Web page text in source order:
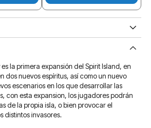
es la primera expansión del Spirit Island, en
dos nuevos espíritus, así como un nuevo
escenarios en los que desarrollar las
con esta expansion, los jugadores podrán
de la propia isla, o bien provocar el
distintos invasores.